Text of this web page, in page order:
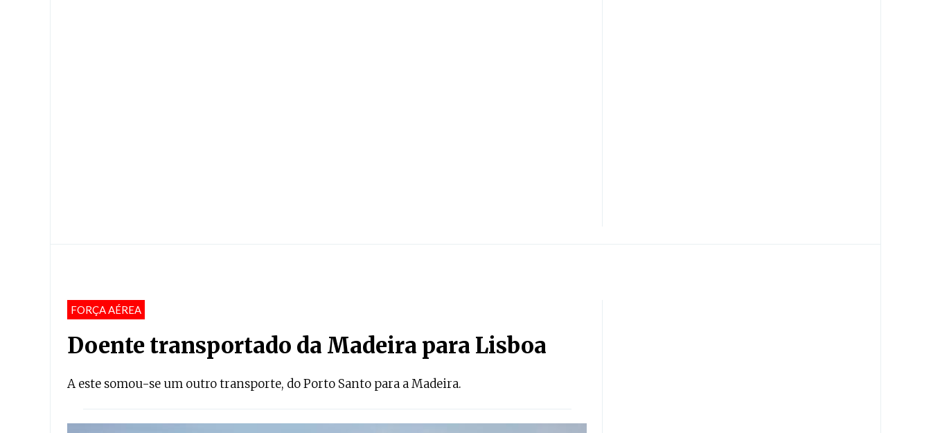
FORÇA AÉREA
Doente transportado da Madeira para Lisboa
A este somou-se um outro transporte, do Porto Santo para a Madeira.